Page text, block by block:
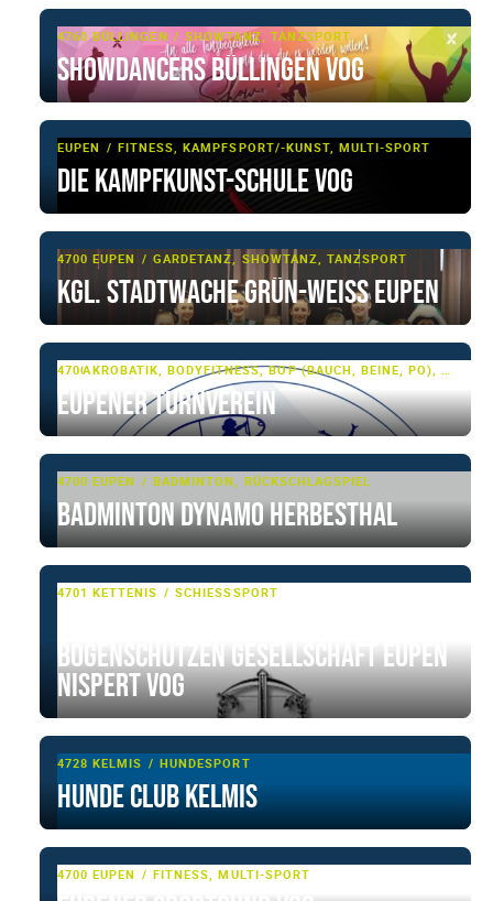
4760 BÜLLINGEN SHOWTANZ, TANZSPORT
Showdancers Büllingen VoG
EUPEN FITNESS, KAMPFSPORT/-KUNST, MULTI-SPORT
Die Kampfkunst-Schule VoG
4700 EUPEN GARDETANZ, SHOWTANZ, TANZSPORT
Kgl. Stadtwache Grün-Weiss Eupen
4700 EUPEN
Eupener Turnverein
4700 EUPEN BADMINTON, RÜCKSCHLAGSPIEL
Badminton Dynamo Herbesthal
4701 KETTENIS SCHIESSSPORT
Bogenschützen Gesellschaft Eupen
Nispert VoG
4728 KELMIS HUNDESPORT
Hunde Club Kelmis
4700 EUPEN FITNESS, MULTI-SPORT